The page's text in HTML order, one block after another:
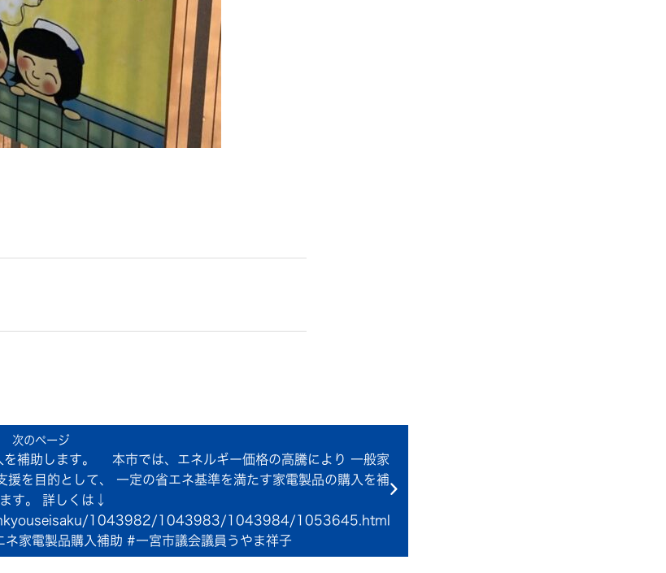
を補助します。 本市では、エネルギー価格の高騰により 一般家
を目的として、 一定の省エネ基準を満たす家電製品の購入を補
す。 詳しくは↓
1043982/1043983/1043984/1053645.html
家電製品購入補助 #一宮市議会議員うやま祥子